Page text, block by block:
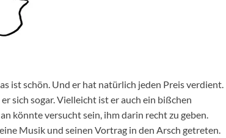
ist schön. Und er hat natürlich jeden Preis verdient.
sich sogar. Vielleicht ist er auch ein bißchen
könnte versucht sein, ihm darin recht zu geben.
Musik und seinen Vortrag in den Arsch getreten.